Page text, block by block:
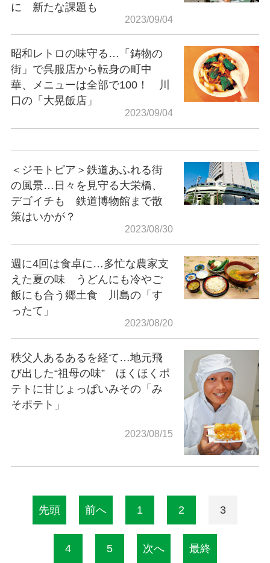
に 新たな課題も
2023/09/04
昭和レトロの味守る…「鋳物の
街」で呉服店から転身の町中
華、メニューは全部で100！ 川
口の「大晃飯店」
2023/09/04
＜ジモトピア＞鉄道あふれる街
の風景…日々を見守る大栄橋、
デゴイチも 鉄道博物館まで散
策はいかが？
2023/08/30
週に4回は食卓に…多忙な農家支
えた夏の味 うどんにも冷やご
飯にも合う郷土食 川島の「す
ったて」
2023/08/20
秩父人あるあるを経て…地元飛
び出した“祖母の味” ほくほくポ
テトに甘じょっぱいみその「み
そポテト」
2023/08/15
先頭 前へ 1 2 3
4 5 次へ 最終